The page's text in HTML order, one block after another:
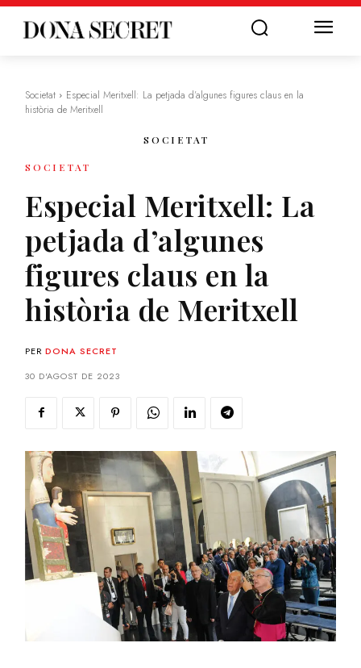
Societat
Especial Meritxell: La petjada d’algunes figures claus en la
història de Meritxell
SOCIETAT
SOCIETAT
Especial Meritxell: La
petjada d’algunes
figures claus en la
història de Meritxell
PER DONA SECRET
30 D'AGOST DE 2023